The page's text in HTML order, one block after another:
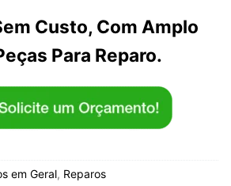
Custo, Com Amplo
Para Reparo.
em Geral, Reparos